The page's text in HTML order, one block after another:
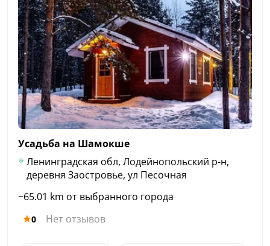
Усадьба на Шамокше
Ленинградская обл, Лодейнопольский р-н,
деревня Заостровье, ул Песочная
~65.01 km от выбранного города
0 Нет отзывов